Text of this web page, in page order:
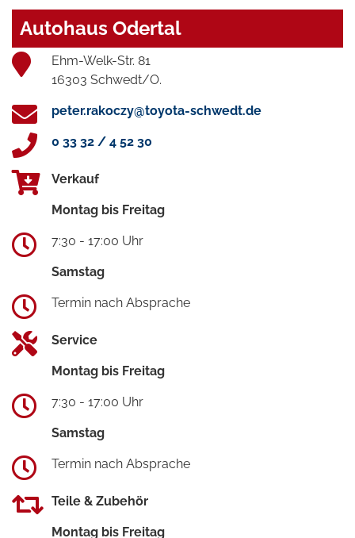
Autohaus Odertal
Ehm-Welk-Str. 81
16303 Schwedt/O.
peter.rakoczy@toyota-schwedt.de
0 33 32 / 4 52 30
Verkauf
Montag bis Freitag
7:30 - 17:00 Uhr
Samstag
Termin nach Absprache
Service
Montag bis Freitag
7:30 - 17:00 Uhr
Samstag
Termin nach Absprache
Teile & Zubehör
Montag bis Freitag